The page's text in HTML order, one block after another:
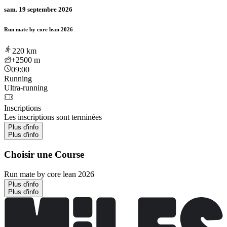
sam. 19 septembre 2026
Run mate by core lean 2026
220 km
+2500 m
09:00
Running
Ultra-running
Inscriptions
Les inscriptions sont terminées
Plus d'info
Plus d'info
Choisir une Course
Run mate by core lean 2026
Plus d'info
Plus d'info